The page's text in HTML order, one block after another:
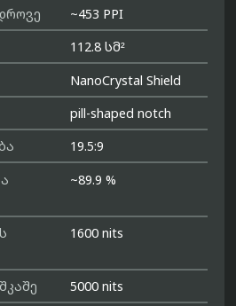
~453 PPI
112.8 სმ²
NanoCrystal Shield
pill-shaped notch
19.5:9
~89.9 %
1600 nits
5000 nits